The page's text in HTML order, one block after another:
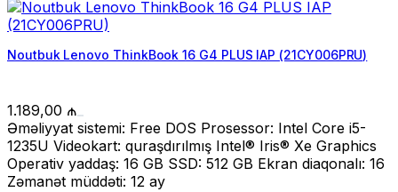
Noutbuk Lenovo ThinkBook 16 G4 PLUS IAP (21CY006PRU)
1.189,00 ₼
Əməliyyat sistemi: Free DOS Prosessor: Intel Core i5-
1235U Videokart: quraşdırılmış Intel® Iris® Xe Graphics
Operativ yaddaş: 16 GB SSD: 512 GB Ekran diaqonalı: 16
Zəmanət müddəti: 12 ay